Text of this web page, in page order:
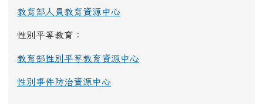
教育部人員教育資源中心
性別平等教育：
教育部性別平等教育資源中心
性別事件防治資源中心